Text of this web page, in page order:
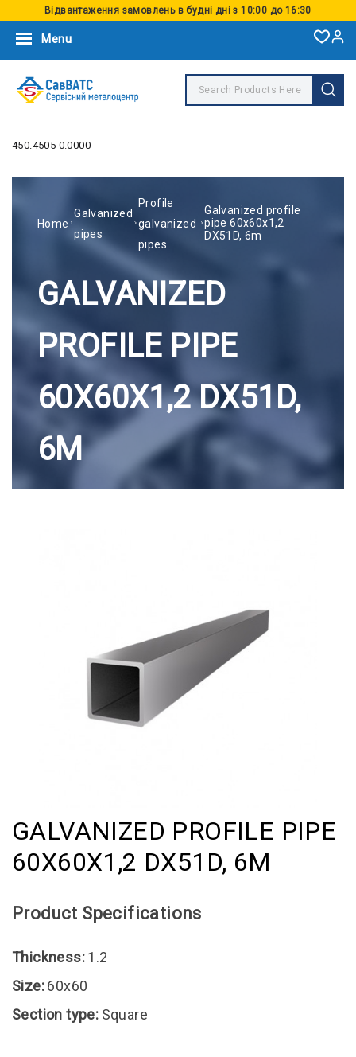
Відвантаження замовлень в будні дні з 10:00 до 16:30
Menu
450.4505 0.0000
Home
Galvanized
pipes
Profile
galvanized
pipes
Galvanized profile
pipe 60x60x1,2
DX51D, 6m
GALVANIZED
PROFILE PIPE
60X60X1,2 DX51D,
6M
GALVANIZED PROFILE PIPE
60X60X1,2 DX51D, 6M
Product Specifications
Thickness:1.2
Size:60x60
Section type: Square